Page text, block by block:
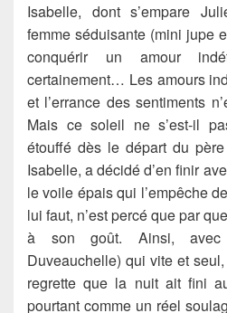
Isabelle, dont s’empare
femme séduisante (mini jupe
conquérir un amour
certainement… Les amours
et l’errance des sentiments
Mais ce soleil ne s’est-il
étouffé dès le départ du
Isabelle, a décidé d’en finir
le voile épais qui l’empêche
lui faut, n’est percé que par
à son goût. Ainsi, avec
Duveauchelle) qui vite et
regrette que la nuit ait fini
pourtant comme un réel